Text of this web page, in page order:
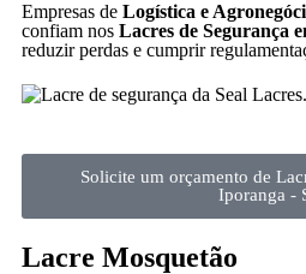
Empresas de Logística e
confiam nos Lacres de Segurança
reduzir perdas e cumprir
Solicite um orçamento de
Iporanga -
Lacre Mosquetão